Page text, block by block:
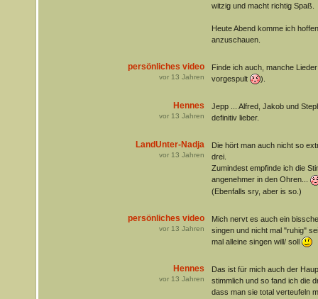
witzig und macht richtig Spaß.
Heute Abend komme ich
anzuschauen.
persönliches video
vor 13 Jahren
Finde ich auch, manche
vorgespult
).
Hennes
vor 13 Jahren
Jepp ... Alfred, Jakob und
definitiv lieber.
LandUnter-Nadja
vor 13 Jahren
Die hört man auch nicht so
drei.
Zumindest empfinde ich die
angenehmer in den Ohren...
(Ebenfalls sry, aber is so.)
persönliches video
vor 13 Jahren
Mich nervt es auch ein
singen und nicht mal "ruhig"
mal alleine singen will/ soll
Hennes
vor 13 Jahren
Das ist für mich auch der
stimmlich und so fand ich die
dass man sie total verteufeln